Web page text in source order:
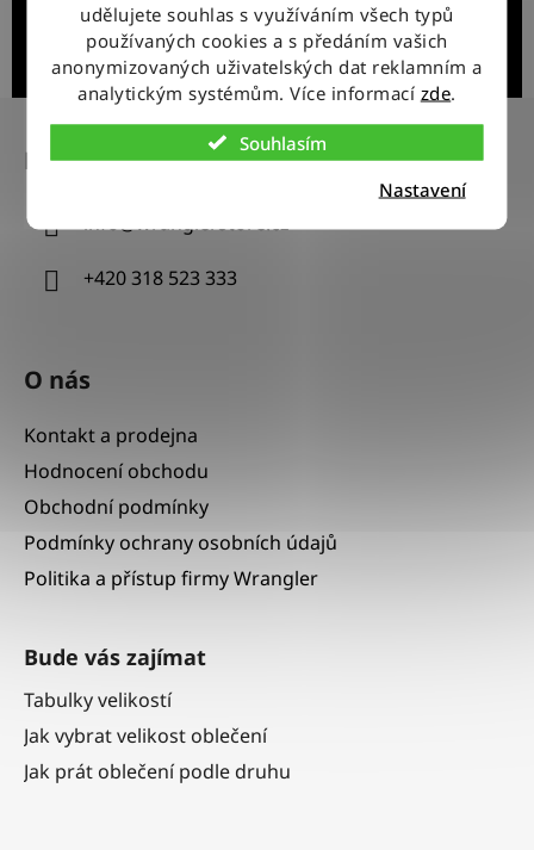
udělujete souhlas s využíváním všech typů
používaných cookies a s předáním vašich
anonymizovaných uživatelských dat reklamním a
analytickým systémům. Více informací zde.
Souhlasím
Nastavení
Přihlásit se k odběru
Kontakt
info@wranglerstore.cz
+420 318 523 333
O nás
Kontakt a prodejna
Hodnocení obchodu
Obchodní podmínky
Podmínky ochrany osobních údajů
Politika a přístup firmy Wrangler
Bude vás zajímat
Tabulky velikostí
Jak vybrat velikost oblečení
Jak prát oblečení podle druhu